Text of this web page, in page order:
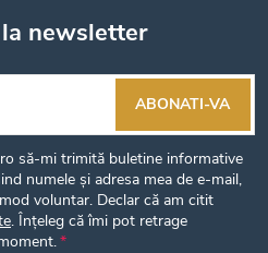
newsletter
să-mi trimită buletine informative
numele și adresa mea de e-mail,
voluntar. Declar că am citit
. Înțeleg că îmi pot retrage
ABONATI-VA